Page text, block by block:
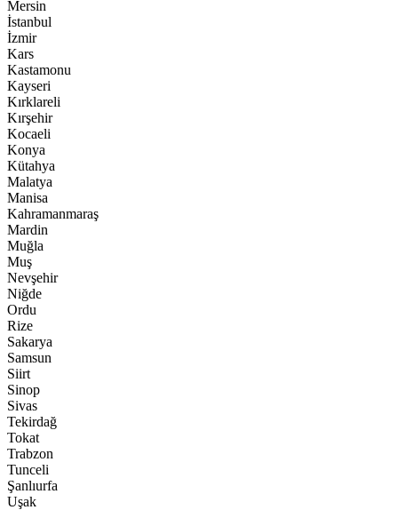
Mersin
İstanbul
İzmir
Kars
Kastamonu
Kayseri
Kırklareli
Kırşehir
Kocaeli
Konya
Kütahya
Malatya
Manisa
Kahramanmaraş
Mardin
Muğla
Muş
Nevşehir
Niğde
Ordu
Rize
Sakarya
Samsun
Siirt
Sinop
Sivas
Tekirdağ
Tokat
Trabzon
Tunceli
Şanlıurfa
Uşak